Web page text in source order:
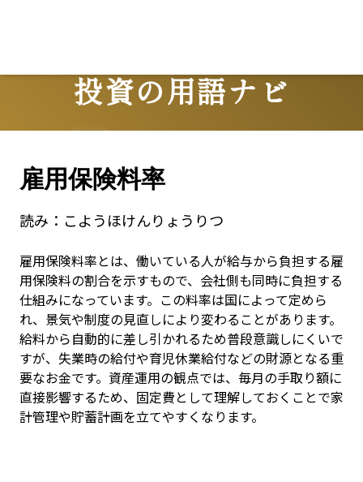
投資の用語ナビ
Terms
雇用保険料率
読み： こようほけんりょうりつ
雇用保険料率とは、働いている人が給与から負担する雇
用保険料の割合を示すもので、会社側も同時に負担する
仕組みになっています。この料率は国によって定めら
れ、景気や制度の見直しにより変わることがあります。
給料から自動的に差し引かれるため普段意識しにくいで
すが、失業時の給付や育児休業給付などの財源となる重
要なお金です。資産運用の観点では、毎月の手取り額に
直接影響するため、固定費として理解しておくことで家
計管理や貯蓄計画を立てやすくなります。